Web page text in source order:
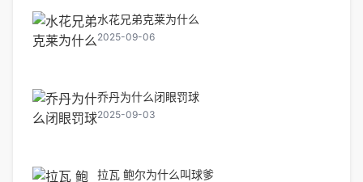
水花兄弟克莱为什么
2025-09-06
乔丹为什么闭眼罚球
2025-09-03
拉瓦 鲍尔为什么叫球爹